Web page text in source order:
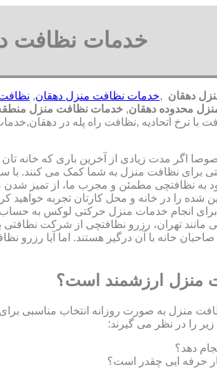
خدمات نظافت
دهقان ,خدمات نظافت منزل دهقان,
محدوده دهقان, خدمات نظافت منزل
با نرخ اتحادیه ,نظافت راه پله در
اگر مدت زیادی از آخرین باری که خانه تان
برای نظافت منزل به شما کمک می کنند. با
به نظافتچی مطمئن و مجرب ما، از تمیز
شده را در خانه و محل کارتان تجربه خواهید
انجام خدمات منزل حرکتی لوکس به
تهران، رزرو نظافتچی از شرکت نظافتی
خانه با آن درگیر هستند. اما آیا رزرو
منزل ارزشمند است؟
نظافت منزل به صورت روزانه انتخاب مناسبی
را در نظر می گیرند:
دهد؟
حرفه ایی چقدر است؟